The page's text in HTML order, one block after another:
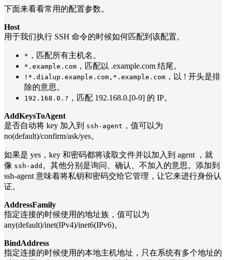
下面来看看常用的配置参数。
Host
用于我们执行 SSH 命令的时候如何匹配到该配置。
* ，匹配所有主机名。
*.example.com ，匹配以 .example.com 结尾。
!*.dialup.example.com,*.example.com ，以 ! 开头是排
除的意思。
192.168.0.? ，匹配 192.168.0.[0-9] 的 IP。
AddKeysToAgent
是否自动将 key 加入到 ssh-agent ，值可以为
no(default)/confirm/ask/yes。
如果是 yes，key 和密码都将读取文件并以加入到 agent ，就
像 ssh-add 。其他分别是询问、确认、不加入的意思。添加到
ssh-agent 意味着将私钥和密码交给它管理，让它来进行身份认
证。
AddressFamily
指定连接的时候使用的地址族，值可以为
any(default)/inet(IPv4)/inet6(IPv6)。
BindAddress
指定连接的时候使用的本地主机地址，只在系统有多个地址的